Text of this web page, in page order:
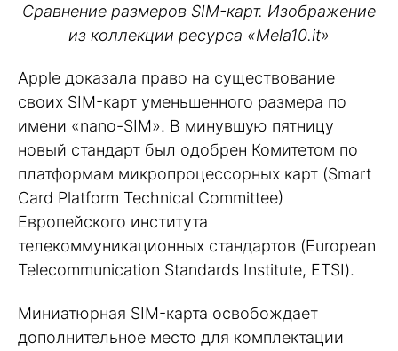
Сравнение размеров SIM-карт. Изображение
из коллекции ресурса «Mela10.it»
Apple доказала право на существование
своих SIM-карт уменьшенного размера по
имени «nano-SIM». В минувшую пятницу
новый стандарт был одобрен Комитетом по
платформам микропроцессорных карт (Smart
Card Platform Technical Committee)
Европейского института
телекоммуникационных стандартов (European
Telecommunication Standards Institute, ETSI).
Миниатюрная SIM-карта освобождает
дополнительное место для комплектации